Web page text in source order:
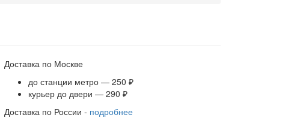
Доставка по Москве
до станции метро — 250 ₽
курьер до двери — 290 ₽
Доставка по России - подробнее